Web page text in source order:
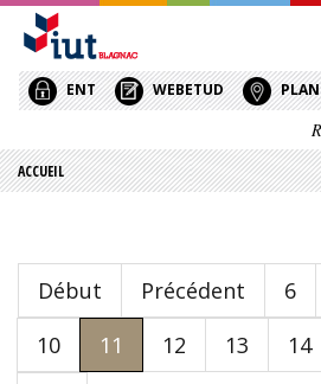
ENT WEBETUD PLAN
ACCUEIL
Début Précédent 6
10
11 12 13 14